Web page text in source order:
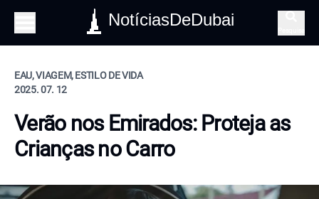
NotíciasDeDubai
EAU, VIAGEM, ESTILO DE VIDA
2025. 07. 12
Verão nos Emirados: Proteja as
Crianças no Carro